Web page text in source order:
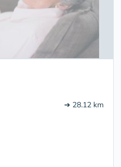
➔ 28.12 km